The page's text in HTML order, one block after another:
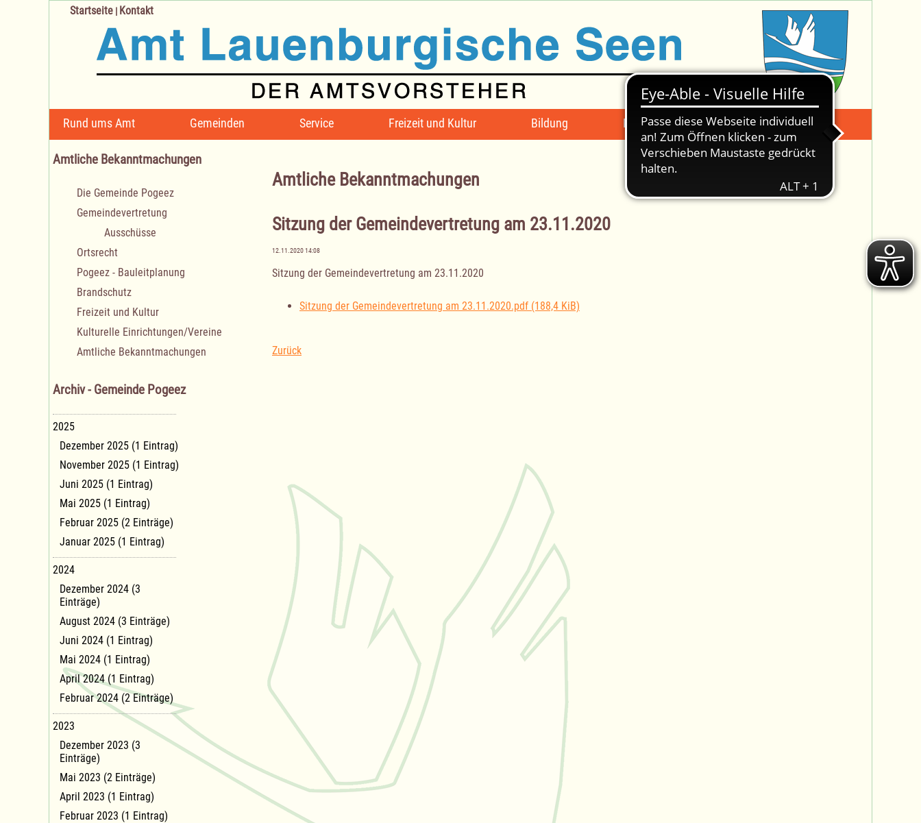
Navigation
überspringen
Rund ums Amt Gemeinden Service Freizeit und Kultur Bildung Mängelmeldung Suche -
Startseite | Kontakt
Amtliche Bekanntmachungen
Sitzung der Gemeindevertretung am 23.11.2020
12.11.2020 14:08
Sitzung der Gemeindevertretung am 23.11.2020
Sitzung der Gemeindevertretung am 23.11.2020.pdf (188,4 KiB)
Zurück
Amtliche Bekanntmachungen
Navigation
überspringen
Die Gemeinde Pogeez
Gemeindevertretung
Ausschüsse
Ortsrecht
Pogeez - Bauleitplanung
Brandschutz
Freizeit und Kultur
Kulturelle Einrichtungen/Vereine
Amtliche Bekanntmachungen
Archiv - Gemeinde Pogeez
2025
Dezember 2025 (1 Eintrag)
November 2025 (1 Eintrag)
Juni 2025 (1 Eintrag)
Mai 2025 (1 Eintrag)
Februar 2025 (2 Einträge)
Januar 2025 (1 Eintrag)
2024
Dezember 2024 (3
Einträge)
August 2024 (3 Einträge)
Juni 2024 (1 Eintrag)
Mai 2024 (1 Eintrag)
April 2024 (1 Eintrag)
Februar 2024 (2 Einträge)
2023
Dezember 2023 (3
Einträge)
Mai 2023 (2 Einträge)
April 2023 (1 Eintrag)
Februar 2023 (1 Eintrag)